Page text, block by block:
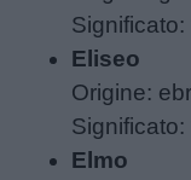
Disegni
colorare
Storie
Significato:
Eliseo
Origine:
Significato:
Elmo